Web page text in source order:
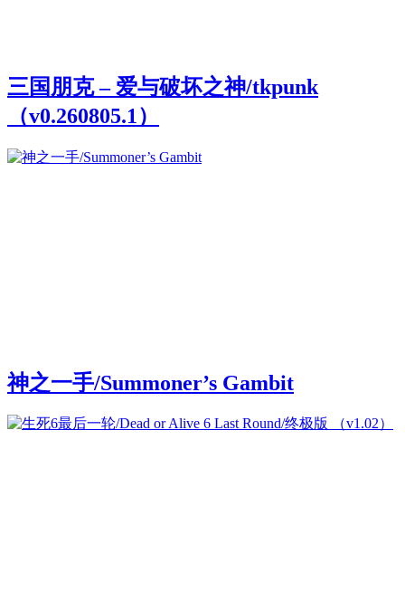
三国朋克 – 爱与破坏之神/tkpunk
（v0.260805.1）
神之一手/Summoner’s Gambit